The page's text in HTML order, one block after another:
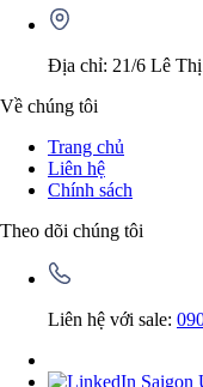
Địa chỉ: 21/6 Lê
Về chúng tôi
Trang chủ
Liên hệ
Chính sách
Theo dõi chúng tôi
Liên hệ với sale: